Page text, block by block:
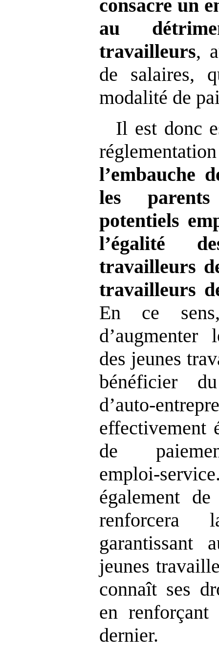
consacre un
au
travailleurs,
de salaires,
modalité de
Il est donc
l’embauche
les
potentiels
l’égalité
travailleurs
travailleurs
En ce
des jeunes
bénéficier
effectivement
de
également
renforcera
garantissant
jeunes
connaît ses
en
dernier.